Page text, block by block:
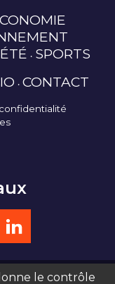
SPORTS
CONTACT
le contrôle